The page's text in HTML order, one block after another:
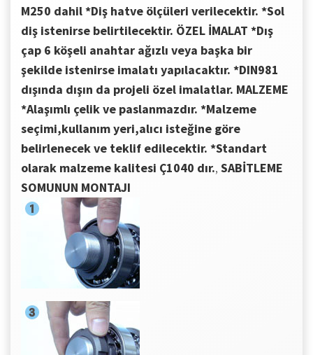
M250 dahil*Diş hatve ölçüleri verilecektir. *Sol
diş istenirse belirtilecektir. ÖZEL İMALAT *Dış
çap 6 köşeli anahtar ağızlı veya başka bir
şekilde istenirse imalatı yapılacaktır. *DIN981
dışında dışın da projeli özel imalatlar. MALZEME
*Alaşımlı çelik ve paslanmazdır. *Malzeme
seçimi,kullanım yeri,alıcı isteğine göre
belirlenecek ve teklif edilecektir. *Standart
olarak malzeme kalitesi Ç1040 dır., SABİTLEME
SOMUNUN MONTAJI